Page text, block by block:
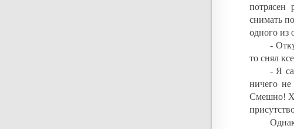
потрясен
снимать
одного из
-
то снял
- Я
ничего
Смешно!